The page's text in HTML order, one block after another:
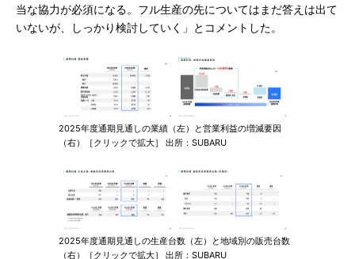
当な協力が必須になる。フル生産の先についてはまだ答えは出て
いないが、しっかり検討していく」とコメントした。
2025年度通期見通しの業績（左）と営業利益の増減要因
（右）［クリックで拡大］ 出所：SUBARU
2025年度通期見通しの生産台数（左）と地域別の販売台数
（右）［クリックで拡大］ 出所：SUBARU